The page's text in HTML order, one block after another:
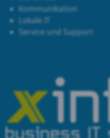
Kommunikation
Lokale IT
Service und Support